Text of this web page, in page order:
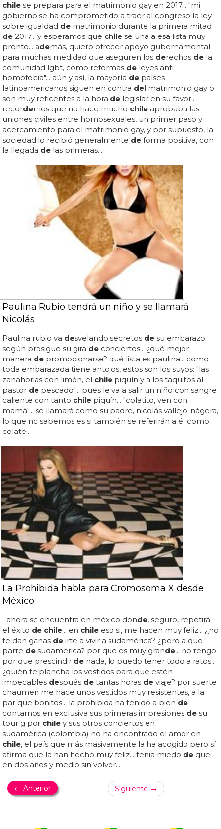
chile se prepara para el matrimonio gay en 2017... "mi
gobierno se ha comprometido a traer al congreso la ley
sobre igualdad de matrimonio durante la primera mitad
de 2017... y esperamos que chile se una a esa lista muy
pronto... además, quiero ofrecer apoyo gubernamental
para muchas medidad que aseguren los derechos de la
comunidad lgbt, como reformas de leyes anti
homofobia"... aún y así, la mayoría de países
latinoamericanos siguen en contra del matrimonio gay o
son muy reticentes a la hora de legislar en su favor...
recordemos que no hace mucho chile aprobaba las
uniones civiles entre homosexuales, un primer paso y
acercamiento para el matrimonio gay, y por supuesto, la
sociedad lo recibió generalmente de forma positiva, con
la llegada de las primeras...
Paulina Rubio tendrá un niño y se llamará
Nicolás
Paulina rubio va desvelando secretos de su embarazo
según prosigue su gira de conciertos... ¿qué mejor
manera de promocionarse? qué lista es paulina... como
toda embarazada tiene antojos, estos son los suyos: "las
zanahorias con limón, el chile piquín y a los taquitos al
pastor de pescado"... pues le va a salir un niño con sangre
caliente con tanto chile piquín... "colatito, ven con
mamá"... se llamará como su padre, nicolás vallejo-nágera,
lo que no sabemos es si también se referirán a él como
colate...
La Prohibida habla para Cromosoma X desde
México
ahora se encuentra en méxico donde, seguro, repetirá
el éxito de chile... en chile eso si, me hacen muy feliz... ¿no
te dan ganas de irte a vivir a sudamérica? ¿pero a que
parte de sudamerica? por que es muy grande... no tengo
por que prescindir de nada, lo puedo tener todo a ratos...
¿quién te plancha los vestidos para que estén
impecables después de tantas horas de viaje? por suerte
chaumen me hace unos vestidos muy resistentes, a la
par que bonitos... la prohibida ha tenido a bien de
contarnos en exclusiva sus primeras impresiones de su
tour g por chile y sus otros conciertos en
sudamérica (colombia) no ha encontrado el amor en
chile, el país que más masivamente la ha acogido pero sí
afirma que la han hecho muy feliz... tenia miedo de que
en dos años y medio sin volver...
← Anterior Siguiente →